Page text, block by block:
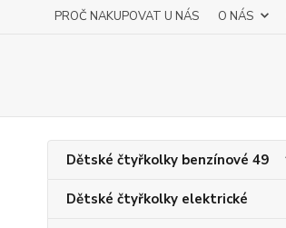
PROČ NAKUPOVAT U NÁS O NÁS
Dětské čtyřkolky benzínové 49
Dětské čtyřkolky elektrické